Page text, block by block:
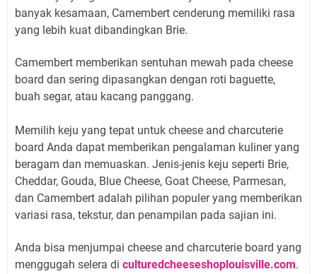
banyak kesamaan, Camembert cenderung memiliki rasa
yang lebih kuat dibandingkan Brie.
Camembert memberikan sentuhan mewah pada cheese
board dan sering dipasangkan dengan roti baguette,
buah segar, atau kacang panggang.
Memilih keju yang tepat untuk cheese and charcuterie
board Anda dapat memberikan pengalaman kuliner yang
beragam dan memuaskan. Jenis-jenis keju seperti Brie,
Cheddar, Gouda, Blue Cheese, Goat Cheese, Parmesan,
dan Camembert adalah pilihan populer yang memberikan
variasi rasa, tekstur, dan penampilan pada sajian ini.
Anda bisa menjumpai cheese and charcuterie board yang
menggugah selera di culturedcheeseshoplouisville.com.